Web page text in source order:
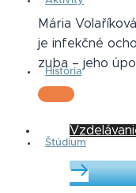
História
Štúdium
Mária
je infekčné
zuba – jeho